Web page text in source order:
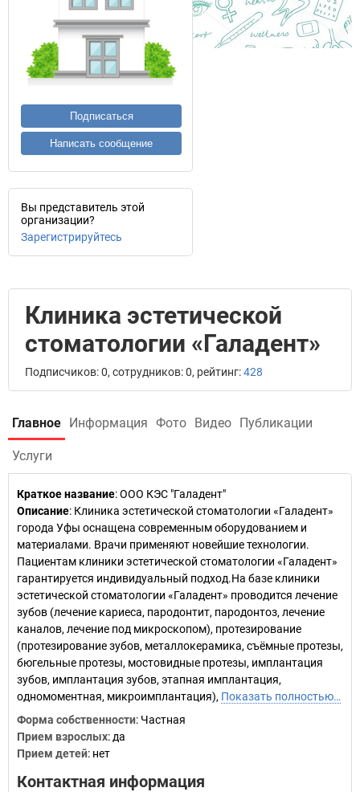
Подписаться
Написать сообщение
Вы представитель этой
организации?
Зарегистрируйтесь
Клиника эстетической
стоматологии «Галадент»
Подписчиков: 0, сотрудников: 0, рейтинг:428
Главное Информация Фото Видео Публикации
Услуги
Краткое название:ООО КЭС "Галадент"
Описание: Клиника эстетической стоматологии «Галадент»
города Уфы оснащена современным оборудованием и
материалами. Врачи применяют новейшие технологии.
Пациентам клиники эстетической стоматологии «Галадент»
гарантируется индивидуальный подход.На базе клиники
эстетической стоматологии «Галадент» проводится лечение
зубов (лечение кариеса, пародонтит, пародонтоз, лечение
каналов, лечение под микроскопом), протезирование
(протезирование зубов, металлокерамика, съёмные протезы,
бюгельные протезы, мостовидные протезы, имплантация
зубов, имплантация зубов, этапная имплантация,
одномоментная, микроимплантация), Показать полностью…
Форма собственности: Частная
Прием взрослых: да
Прием детей: нет
Контактная информация